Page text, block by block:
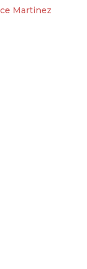
Martinez